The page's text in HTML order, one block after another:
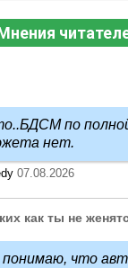
по
нет.
07.08.2026
как ты не
что